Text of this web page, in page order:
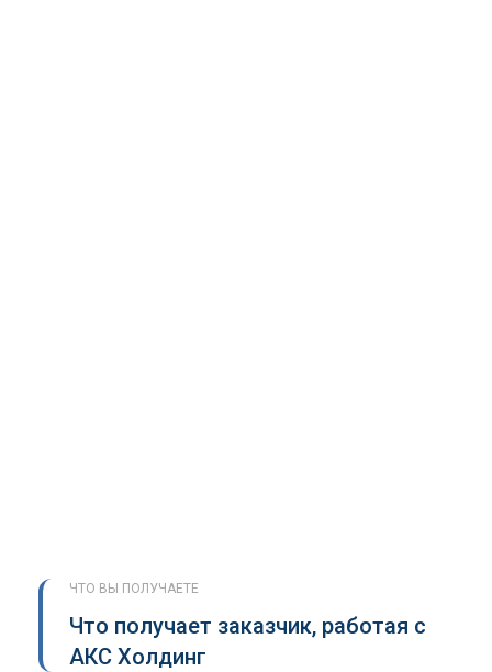
ЧТО ВЫ ПОЛУЧАЕТЕ
Что получает заказчик, работая с
АКС Холдинг